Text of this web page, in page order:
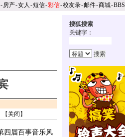
-房产-女人 -短信-彩信-校友录-邮件-商城-BBS
【 关闭 】
届百事音乐风
搜狐搜索
关键字：